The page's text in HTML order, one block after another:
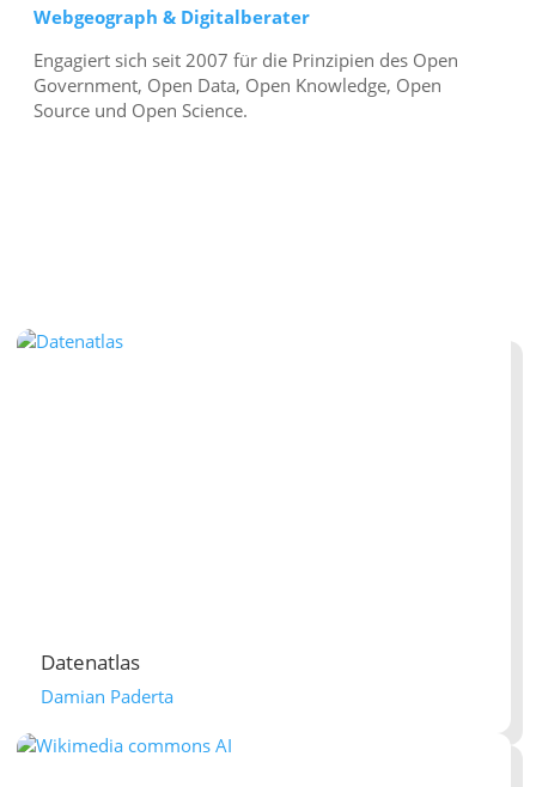
Webgeograph & Digitalberater
Engagiert sich seit 2007 für die Prinzipien des Open
Government, Open Data, Open Knowledge, Open
Source und Open Science.
Datenatlas
Damian Paderta